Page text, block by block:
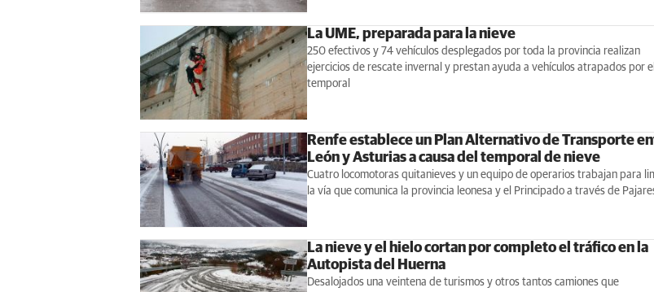
La UME, preparada para la nieve
250 efectivos y 74 vehículos desplegados por toda la provincia realizan
ejercicios de rescate invernal y prestan ayuda a vehículos atrapados por el
temporal
Renfe establece un Plan Alternativo de Transporte
León y Asturias a causa del temporal de nieve
Cuatro locomotoras quitanieves y un equipo de operarios trabajan para
la vía que comunica la provincia leonesa y el Principado a través de
La nieve y el hielo cortan por completo el tráfico en la
Autopista del Huerna
Desalojados una veintena de turismos y otros tantos camiones que